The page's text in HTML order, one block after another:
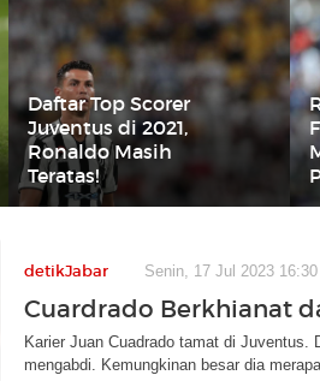
Daftar Top Scorer
Juventus di 2021,
Ronaldo Masih
Teratas!
detikJabar Senin, 17 Jul 2023
Cuardrado Berkhianat
Karier Juan Cuadrado tamat di Juventus.
mengabdi. Kemungkinan besar dia